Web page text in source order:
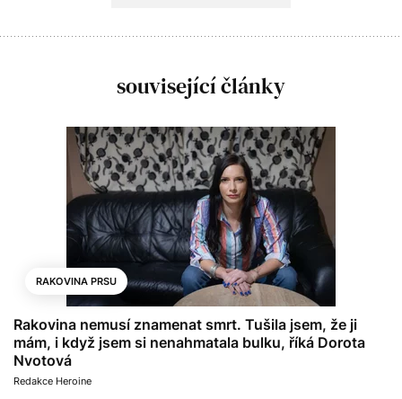
související články
RAKOVINA PRSU
Rakovina nemusí znamenat smrt. Tušila jsem, že ji
mám, i když jsem si nenahmatala bulku, říká Dorota
Nvotová
Redakce Heroine